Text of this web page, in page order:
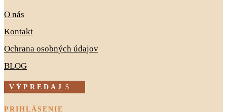
O nás
Kontakt
Ochrana osobných údajov
BLOG
VÝPREDAJ
PRIHLÁSENIE